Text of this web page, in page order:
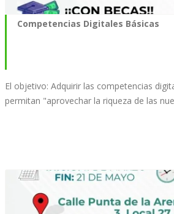
Competencias Digitales Básicas
El objetivo: Adquirir las competencias
permitan "aprovechar la riqueza de las